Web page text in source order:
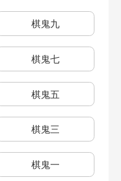
光锥佩戴攻略
光锥是啥
光锥等级怎么突破
三星光锥需要升级吗
初期怎么组队
艾丝妲星魂效果
开拓者星魂
娜塔莎星魂
瓦尔特星魂
白露星魂效果
棋鬼九
棋鬼七
棋鬼五
棋鬼三
棋鬼一